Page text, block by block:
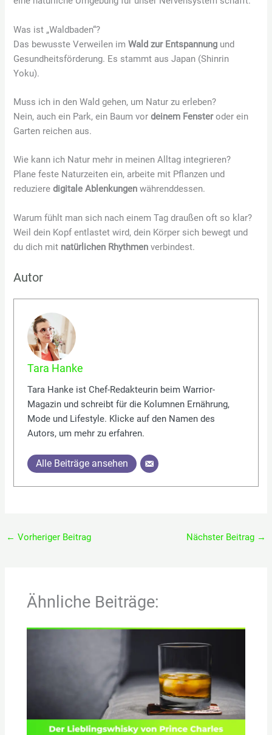
Was ist „Waldbaden“?
Das bewusste Verweilen imWald zur Entspannung und
Gesundheitsförderung. Es stammt aus Japan (Shinrin
Yoku).
Muss ich in den Wald gehen, um Natur zu erleben?
Nein, auch ein Park, ein Baum vordeinem Fensteroder ein
Garten reichen aus.
Wie kann ich Natur mehr in meinen Alltag integrieren?
Plane feste Naturzeiten ein, arbeite mit Pflanzen und
reduzieredigitale Ablenkungen währenddessen.
Warum fühlt man sich nach einem Tag draußen oft so klar?
Weil dein Kopf entlastet wird, dein Körper sich bewegt und
du dich mit natürlichen Rhythmen verbindest.
Autor
Tara Hanke
Tara Hanke ist Chef-Redakteurin beim Warrior-
Magazin und schreibt für die Kolumnen Ernährung,
Mode und Lifestyle. Klicke auf den Namen des
Autors, um mehr zu erfahren.
Alle Beiträge ansehen
← Vorheriger Beitrag Nächster Beitrag →
Ähnliche Beiträge: